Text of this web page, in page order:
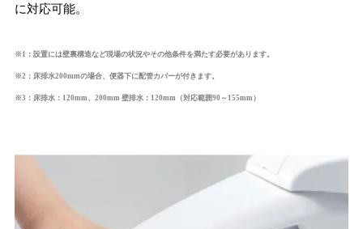
に対応可能。
※1：設置には壁裏構造など現場の状況やその他条件を満たす必要があります。
※2：床排水200mmの場合、便器下に配管カバーが付きます。
※3：床排水：120mm、200mm 壁排水：120mm（対応範囲90～155mm）